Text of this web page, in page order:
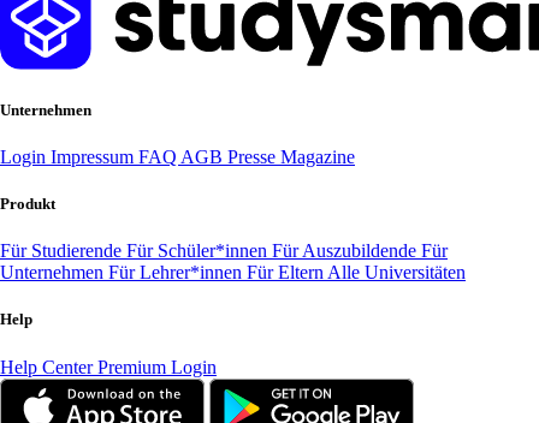
Unternehmen
Login Impressum FAQ AGB Presse Magazine
Produkt
Für Studierende Für Schüler*innen Für Auszubildende Für
Unternehmen Für Lehrer*innen Für Eltern Alle Universitäten
Help
Help CenterPremium Login